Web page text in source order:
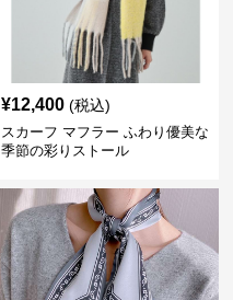
¥12,400 (税込)
スカーフ マフラー ふわり優美な
季節の彩りストール